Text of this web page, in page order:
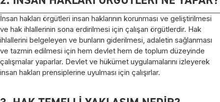
İnsan hakları örgütleri insan haklarının korunması ve geliştirilmesi
ve hak ihlallerinin sona erdirilmesi için çalışan örgütlerdir. Hak
ihlallerini belgeleyen ve bunların giderilmesi, adaletin sağlanması
ve tazmin edilmesi için hem devlet hem de toplum düzeyinde
çalışmalar yaparlar. Devlet ve hükümet uygulamalarını izleyerek
insan hakları prensiplerine uyulması için çalışırlar.